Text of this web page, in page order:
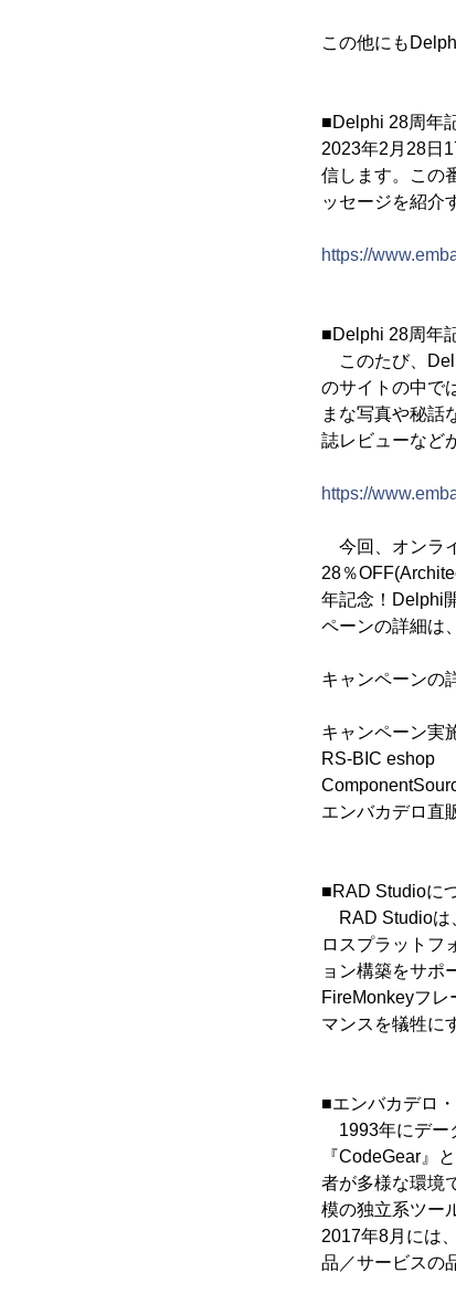
この他にも
■Delphi 28周年
2023年2月28日
信します。この
ッセージを紹介
https://
■Delphi 28周年
このたび、
のサイトの中で
まな写真や秘話
誌レビューなど
https://
今回、オンラ
28％
年記念！Delphi
ペーンの詳細は
キャンペーンの
キャンペーン実
RS-BIC eshop
エンバカデロ直
■RAD Studioに
RAD Studioは
ロスプラットフ
ョン構築をサポ
FireMonkeyフ
マンスを犠牲に
■エンバカデロ
1993年にデー
『CodeGear』
者が多様な環境
模の独立系ツー
2017年8月には
品／サービスの